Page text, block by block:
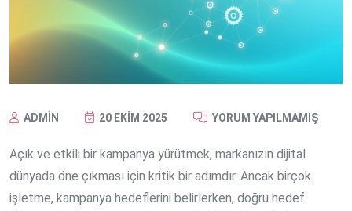
ADMIN 20 EKIM 2025 YORUM YAPILMAMIŞ
Açık ve etkili bir kampanya yürütmek, markanızın dijital
dünyada öne çıkması için kritik bir adımdır. Ancak birçok
işletme, kampanya hedeflerini belirlerken, doğru hedef